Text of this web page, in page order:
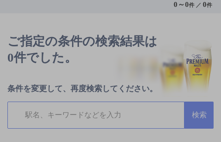
0 ～0件 ／0件
ご指定の条件の検索結果は
0件でした。
条件を変更して、再度検索してください。